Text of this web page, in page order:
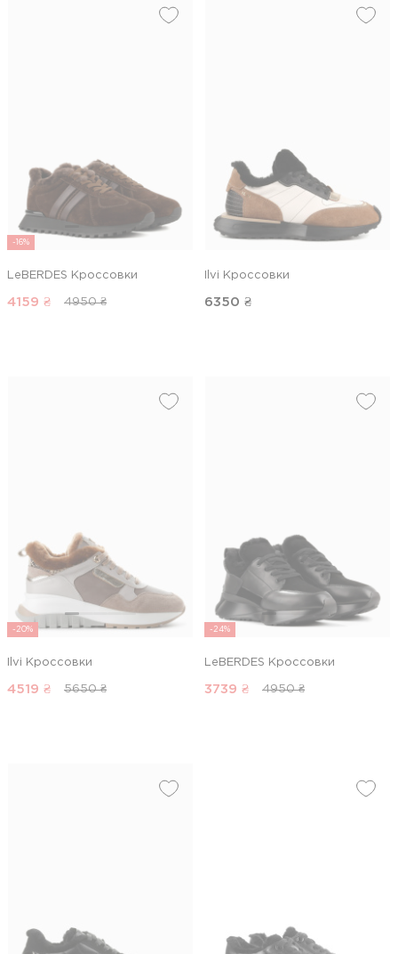
-16%
LeBERDES Кроссовки
4159 ₴ 4950 ₴
Ilvi Кроссовки
6350 ₴
-20%
Ilvi Кроссовки
4519 ₴ 5650 ₴
-24%
LeBERDES Кроссовки
3739 ₴ 4950 ₴